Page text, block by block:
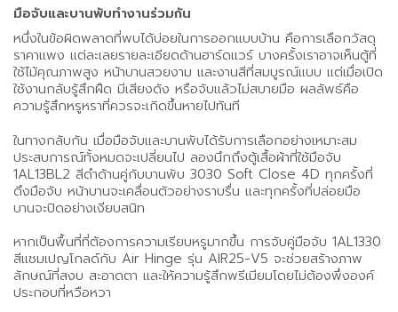
มือจับและบานพับทำงานร่วมกัน
หนึ่งในข้อผิดพลาดที่พบได้บ่อยในการออกแบบบ้าน คือการเลือกวัสดุ
ราคาแพง แต่ละเลยรายละเอียดด้านฮาร์ดแวร์ บางครั้งเราอาจเห็นตู้ที่
ใช้ไม้คุณภาพสูง หน้าบานสวยงาม และงานสีที่สมบูรณ์แบบ แต่เมื่อเปิด
ใช้งานกลับรู้สึกฝืด มีเสียงดัง หรือจับแล้วไม่สบายมือ ผลลัพธ์คือ
ความรู้สึกหรูหราที่ควรจะเกิดขึ้นหายไปทันที
ในทางกลับกัน เมื่อมือจับและบานพับได้รับการเลือกอย่างเหมาะสม
ประสบการณ์ทั้งหมดจะเปลี่ยนไป ลองนึกถึงตู้เสื้อผ้าที่ใช้มือจับ
1AL13BL2 สีดำด้านคู่กับบานพับ 3030 Soft Close 4D ทุกครั้งที่
ดึงมือจับ หน้าบานจะเคลื่อนตัวอย่างราบรื่น และทุกครั้งที่ปล่อยมือ
บานจะปิดอย่างเงียบสนิท
หากเป็นพื้นที่ที่ต้องการความเรียบหรูมากขึ้น การจับคู่มือจับ 1AL1330
สีแชมเปญโกลด์กับ Air Hinge รุ่น AIR25-V5 จะช่วยสร้างภาพ
ลักษณ์ที่สงบ สะอาดตา และให้ความรู้สึกพรีเมียมโดยไม่ต้องพึ่งองค์
ประกอบที่หวือหวา